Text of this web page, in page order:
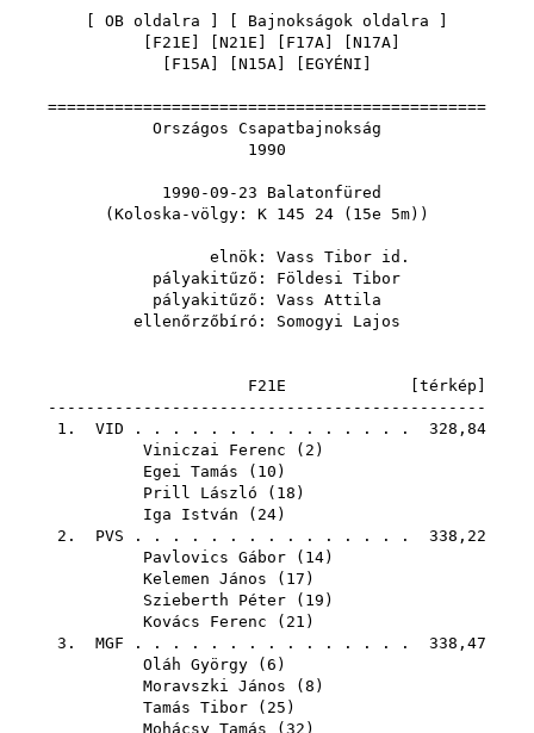
OB oldalra Bajnokságok oldalra
F21E N21E F17A N17A
F15A N15A EGYÉNI
==============================================
Országos Csapatbajnokság
1990
1990-09-23 Balatonfüred
(Koloska-völgy: K 145 24 (15e 5m))
elnök: Vass Tibor id.
pályakitűző: Földesi Tibor
pályakitűző: Vass Attila
ellenőrzőbíró: Somogyi Lajos
F21E [ térkép
----------------------------------------------
1. VID . . . . . . . . . . . . . . . 328,84
Viniczai Ferenc ( 2 )
Egei Tamás ( 10 )
Prill László ( 18 )
Iga István ( 24)
2. PVS . . . . . . . . . . . . . . . 338,22
Pavlovics Gábor ( 14)
Kelemen János ( 17 )
Szieberth Péter ( 19 )
Kovács Ferenc ( 21 )
3. MGF . . . . . . . . . . . . . . . 338,47
Oláh György ( 6 )
Moravszki János ( 8 )
Tamás Tibor ( 25 )
Mohácsy Tamás ( 32 )